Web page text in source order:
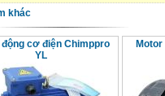
khác
động cơ điện Chimppro
YL
Motor